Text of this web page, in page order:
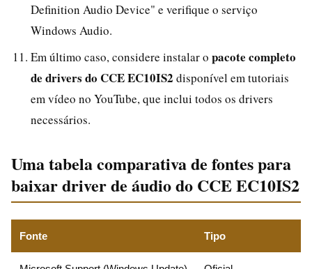
Definition Audio Device" e verifique o serviço
Windows Audio.
Em último caso, considere instalar o pacote completo
de drivers do CCE EC10IS2 disponível em tutoriais
em vídeo no YouTube, que inclui todos os drivers
necessários.
Uma tabela comparativa de fontes para
baixar driver de áudio do CCE EC10IS2
Fonte Tipo